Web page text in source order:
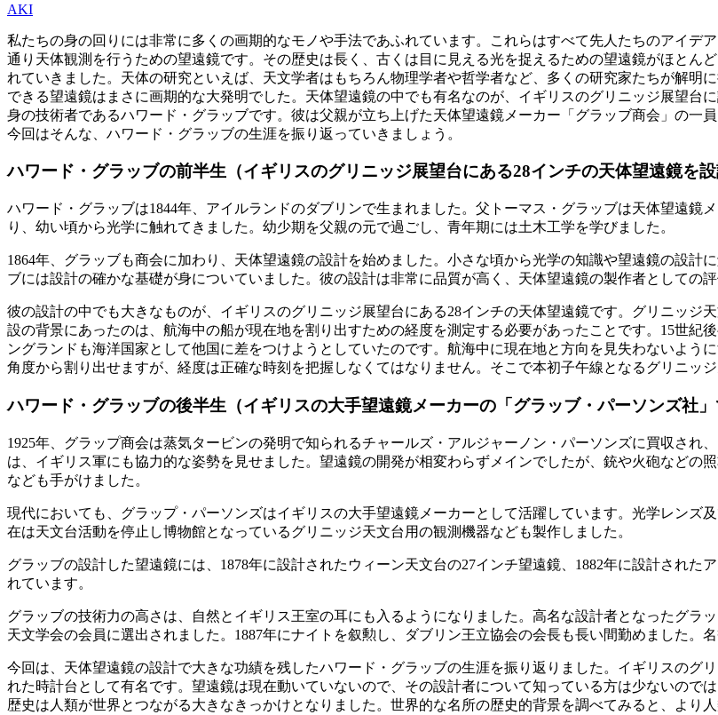
AKI
私たちの身の回りには非常に多くの画期的なモノや手法であふれています。これらはすべて先人たちのアイデ
通り天体観測を行うための望遠鏡です。その歴史は長く、古くは目に見える光を捉えるための望遠鏡がほとん
れていきました。天体の研究といえば、天文学者はもちろん物理学者や哲学者など、多くの研究家たちが解明
できる望遠鏡はまさに画期的な大発明でした。天体望遠鏡の中でも有名なのが、イギリスのグリニッジ展望台
身の技術者であるハワード・グラッブです。彼は父親が立ち上げた天体望遠鏡メーカー「グラッブ商会」の一
今回はそんな、ハワード・グラッブの生涯を振り返っていきましょう。
ハワード・グラッブの前半生（イギリスのグリニッジ展望台にある28インチの天体望遠鏡を設
ハワード・グラッブは1844年、アイルランドのダブリンで生まれました。父トーマス・グラッブは天体望遠鏡
り、幼い頃から光学に触れてきました。幼少期を父親の元で過ごし、青年期には土木工学を学びました。
1864年、グラッブも商会に加わり、天体望遠鏡の設計を始めました。小さな頃から光学の知識や望遠鏡の設計
ブには設計の確かな基礎が身についていました。彼の設計は非常に品質が高く、天体望遠鏡の製作者としての評
彼の設計の中でも大きなものが、イギリスのグリニッジ展望台にある28インチの天体望遠鏡です。グリニッジ
設の背景にあったのは、航海中の船が現在地を割り出すための経度を測定する必要があったことです。15世紀
ングランドも海洋国家として他国に差をつけようとしていたのです。航海中に現在地と方向を見失わないよう
角度から割り出せますが、経度は正確な時刻を把握しなくてはなりません。そこで本初子午線となるグリニッ
ハワード・グラッブの後半生（イギリスの大手望遠鏡メーカーの「グラッブ・パーソンズ社」
1925年、グラップ商会は蒸気タービンの発明で知られるチャールズ・アルジャーノン・パーソンズに買収され
は、イギリス軍にも協力的な姿勢を見せました。望遠鏡の開発が相変わらずメインでしたが、銃や火砲などの
なども手がけました。
現代においても、グラップ・パーソンズはイギリスの大手望遠鏡メーカーとして活躍しています。光学レンズ
在は天文台活動を停止し博物館となっているグリニッジ天文台用の観測機器なども製作しました。
グラッブの設計した望遠鏡には、1878年に設計されたウィーン天文台の27インチ望遠鏡、1882年に設計され
れています。
グラッブの技術力の高さは、自然とイギリス王室の耳にも入るようになりました。高名な設計者となったグラ
天文学会の会員に選出されました。1887年にナイトを叙勲し、ダブリン王立協会の会長も長い間勤めました。
今回は、天体望遠鏡の設計で大きな功績を残したハワード・グラッブの生涯を振り返りました。イギリスのグ
れた時計台として有名です。望遠鏡は現在動いていないので、その設計者について知っている方は少ないので
歴史は人類が世界とつながる大きなきっかけとなりました。世界的な名所の歴史的背景を調べてみると、より